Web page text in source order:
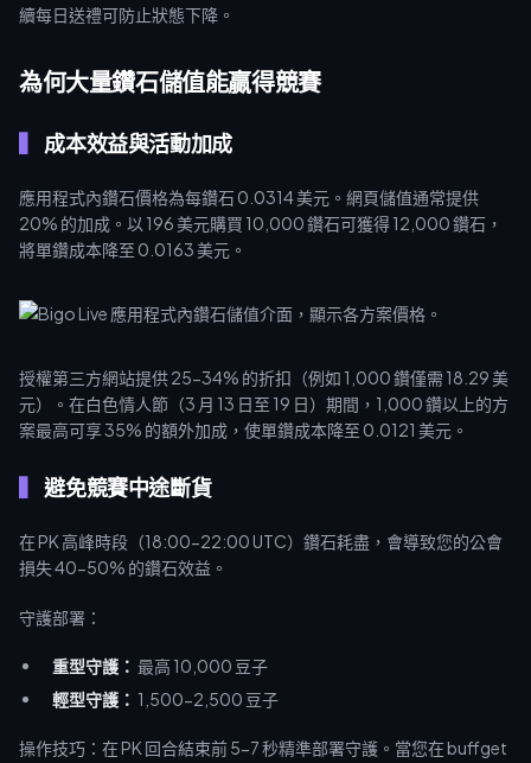
續每日送禮可防止狀態下降。
為何大量鑽石儲值能贏得競賽
成本效益與活動加成
應用程式內鑽石價格為每鑽石 0.0314 美元。網頁儲值通常提供
20% 的加成。以 196 美元購買 10,000 鑽石可獲得 12,000 鑽石，
將單鑽成本降至 0.0163 美元。
授權第三方網站提供 25-34% 的折扣（例如 1,000 鑽僅需 18.29 美
元）。在白色情人節（3 月 13 日至 19 日）期間，1,000 鑽以上的方
案最高可享 35% 的額外加成，使單鑽成本降至 0.0121 美元。
避免競賽中途斷貨
在 PK 高峰時段（18:00-22:00 UTC）鑽石耗盡，會導致您的公會
損失 40-50% 的鑽石效益。
守護部署：
重型守護： 最高 10,000 豆子
輕型守護： 1,500-2,500 豆子
操作技巧：在 PK 回合結束前 5-7 秒精準部署守護。當您在 buffget